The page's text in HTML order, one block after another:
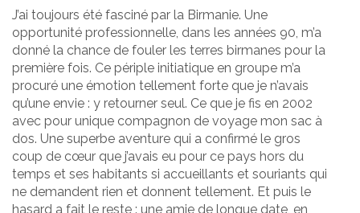
J’ai toujours été fasciné par la Birmanie. Une
opportunité professionnelle, dans les années 90, m’a
donné la chance de fouler les terres birmanes pour la
première fois. Ce périple initiatique en groupe m’a
procuré une émotion tellement forte que je n’avais
qu’une envie : y retourner seul. Ce que je fis en 2002
avec pour unique compagnon de voyage mon sac à
dos. Une superbe aventure qui a confirmé le gros
coup de cœur que j’avais eu pour ce pays hors du
temps et ses habitants si accueillants et souriants qui
ne demandent rien et donnent tellement. Et puis le
hasard a fait le reste : une amie de longue date, en